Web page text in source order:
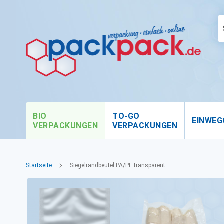
BIO
VERPACKUNGEN
TO-GO
VERPACKUNGEN
Startseite Siegelrandbeutel PA/PE transparent
Bildgalerie